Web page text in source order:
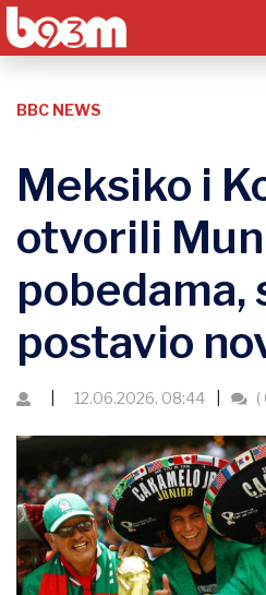
BBC NEWS
Meksiko i
otvorili
pobedama,
postavio
12.06.2026. 08:44 (